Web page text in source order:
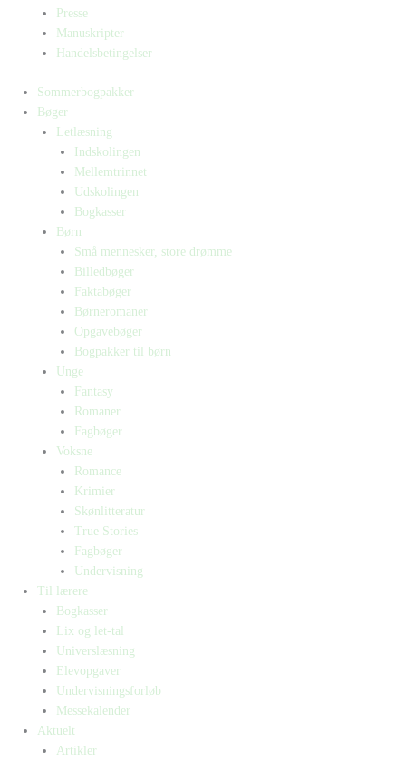
Presse
Manuskripter
Handelsbetingelser
Sommerbogpakker
Bøger
Letlæsning
Indskolingen
Mellemtrinnet
Udskolingen
Bogkasser
Børn
Små mennesker, store drømme
Billedbøger
Faktabøger
Børneromaner
Opgavebøger
Bogpakker til børn
Unge
Fantasy
Romaner
Fagbøger
Voksne
Romance
Krimier
Skønlitteratur
True Stories
Fagbøger
Undervisning
Til lærere
Bogkasser
Lix og let-tal
Universlæsning
Elevopgaver
Undervisningsforløb
Messekalender
Aktuelt
Artikler